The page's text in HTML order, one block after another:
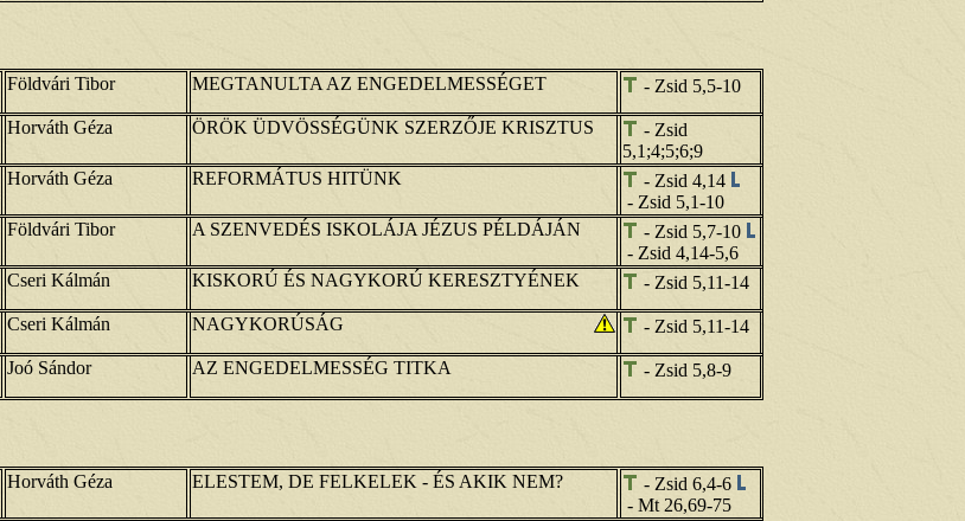
Földvári Tibor MEGTANULTA AZ ENGEDELMESSÉGET - Zsid 5,5-10
Horváth Géza ÖRÖK ÜDVÖSSÉGÜNK SZERZŐJE KRISZTUS
- Zsid
5,1;4;5;6;9
Horváth Géza REFORMÁTUS HITÜNK
- Zsid 4,14
- Zsid 5,1-10
Földvári Tibor A SZENVEDÉS ISKOLÁJA JÉZUS PÉLDÁJÁN
- Zsid 5,7-10
- Zsid 4,14-5,6
Cseri Kálmán KISKORÚ ÉS NAGYKORÚ KERESZTYÉNEK - Zsid 5,11-14
Cseri Kálmán NAGYKORÚSÁG - Zsid 5,11-14
Joó Sándor AZ ENGEDELMESSÉG TITKA - Zsid 5,8-9
Horváth Géza ELESTEM, DE FELKELEK - ÉS AKIK NEM?
- Zsid 6,4-6
- Mt 26,69-75